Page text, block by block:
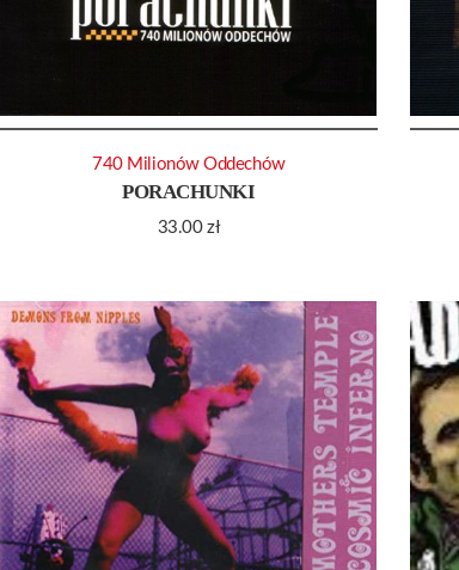
PORACHUNKI
33.00zł
740 Milionów Oddechów